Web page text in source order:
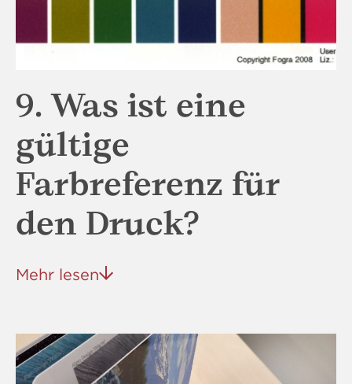
9. Was ist eine
gültige
Farbreferenz für
den Druck?
Mehr lesen